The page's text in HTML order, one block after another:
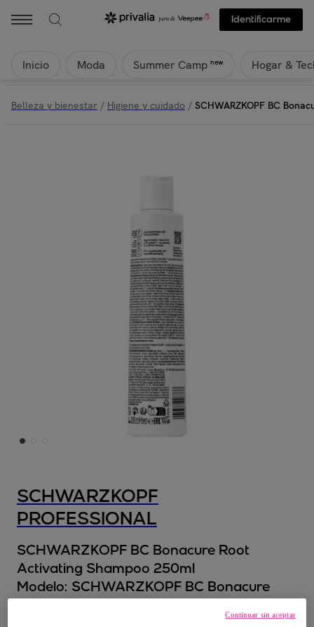
Identificarme
Inicio Moda Summer Camp new Hogar &
Belleza y bienestar / Higiene y cuidado / SCHWARZKOPF BC
SCHWARZKOPF
PROFESSIONAL
SCHWARZKOPF BC Bonacure Root
Activating Shampoo 250ml
Modelo: SCHWARZKOPF BC Bonacure
Root Activating Shampoo 250ml
Continuar sin aceptar